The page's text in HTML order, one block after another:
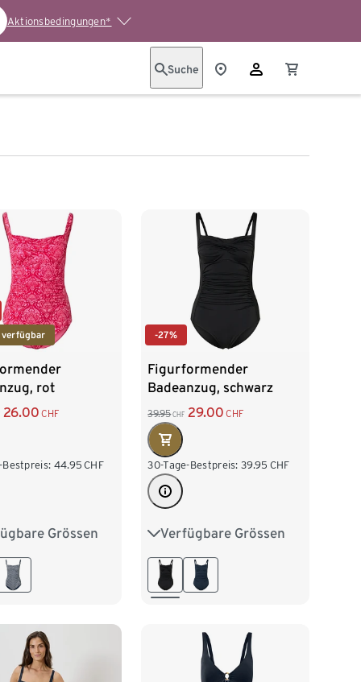
Aktionsbedingungen*
Suche
verfügbar
rot
26.00 CHF
Bestpreis: 44.95 CHF
Grössen
40 42 44
48
-27%
Figurformender
Badeanzug, schwarz
39.95 CHF 29.00 CHF
30-Tage-Bestpreis: 39.95 CHF
Verfügbare Grössen
38 40 42 44
46 48